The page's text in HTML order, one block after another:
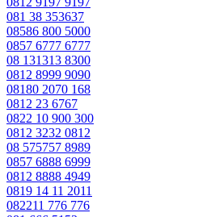
081 38 353637
08586 800 5000
0857 6777 6777
08 131313 8300
0812 8999 9090
08180 2070 168
0812 23 6767
0822 10 900 300
0812 3232 0812
08 575757 8989
0857 6888 6999
0812 8888 4949
0819 14 11 2011
082211 776 776